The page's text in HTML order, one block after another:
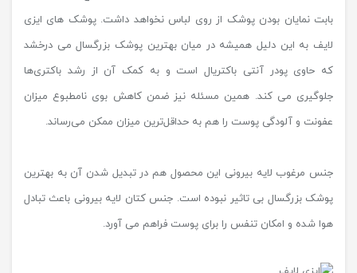
بابت نمایان بودن پوشک از روی لباس نخواهد داشت. پوشک های ایزی
لایف به این دلیل همیشه در میان بهترین پوشک بزرگسال می درخشد
که حاوی پودر آنتی باکتریال است و به کمک آن از رشد باکتری‌ها
جلوگیری می کند. همین مسئله نیز ضمن کاهش بوی نامطبوع میزان
عفونت و آلودگی پوست را هم به حداقل‌ترین میزان ممکن می‌رساند.
جنس مرغوب لایه بیرونی این محصول هم در تبدیل شدن آن به بهترین
پوشک بزرگسال بی تاثیر نبوده است. جنس کتان لایه بیرونی باعث تبادل
هوا شده و امکان تنفس را برای پوست فراهم می آورد.